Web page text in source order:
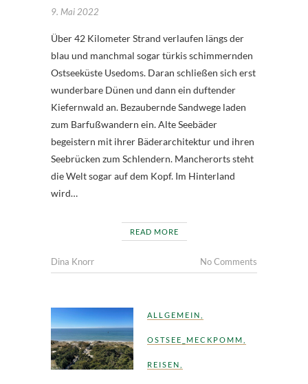
9. Mai 2022
Über 42 Kilometer Strand verlaufen längs der
blau und manchmal sogar türkis schimmernden
Ostseeküste Usedoms. Daran schließen sich erst
wunderbare Dünen und dann ein duftender
Kiefernwald an. Bezaubernde Sandwege laden
zum Barfußwandern ein. Alte Seebäder
begeistern mit ihrer Bäderarchitektur und ihren
Seebrücken zum Schlendern. Mancherorts steht
die Welt sogar auf dem Kopf. Im Hinterland
wird…
READ MORE
Dina Knorr No Comments
ALLGEMEIN
OSTSEE_MECKPOMM
REISEN